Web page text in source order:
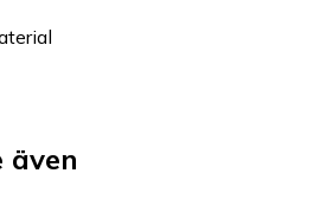
även